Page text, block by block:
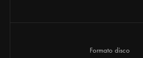
Formato disco